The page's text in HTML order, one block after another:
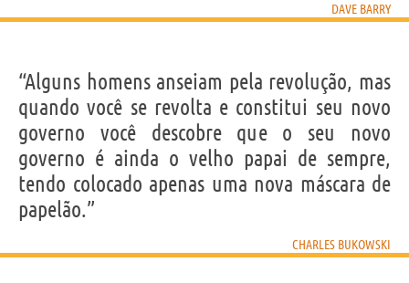
DAVE BARRY
“Alguns homens anseiam pela revolução, mas
quando você se revolta e constitui seu novo
governo você descobre que o seu novo
governo é ainda o velho papai de sempre,
tendo colocado apenas uma nova máscara de
papelão.”
CHARLES BUKOWSKI